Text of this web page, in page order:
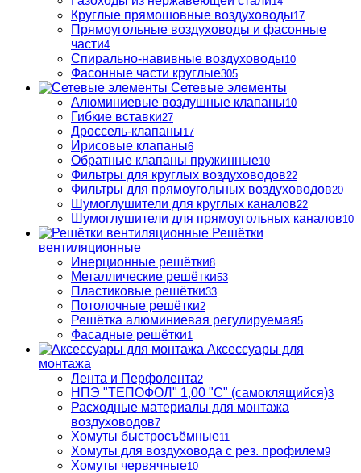
Круглые прямошовные воздуховоды17
Прямоугольные воздуховоды и фасонные
части4
Спирально-навивные воздуховоды10
Фасонные части круглые305
Сетевые элементы
Алюминиевые воздушные клапаны10
Гибкие вставки27
Дроссель-клапаны17
Ирисовые клапаны6
Обратные клапаны пружинные10
Фильтры для круглых воздуховодов22
Фильтры для прямоугольных воздуховодов20
Шумоглушители для круглых каналов22
Шумоглушители для прямоугольных каналов10
Решётки
вентиляционные
Инерционные решётки8
Металлические решётки53
Пластиковые решётки33
Потолочные решётки2
Решётка алюминиевая регулируемая5
Фасадные решётки1
Аксессуары для
монтажа
Лента и Перфолента2
НПЭ "ТЕПОФОЛ" 1,00 "С" (самоклящийся)3
Расходные материалы для монтажа
воздуховодов7
Хомуты быстросъёмные11
Хомуты для воздуховода с рез. профилем9
Хомуты червячные10